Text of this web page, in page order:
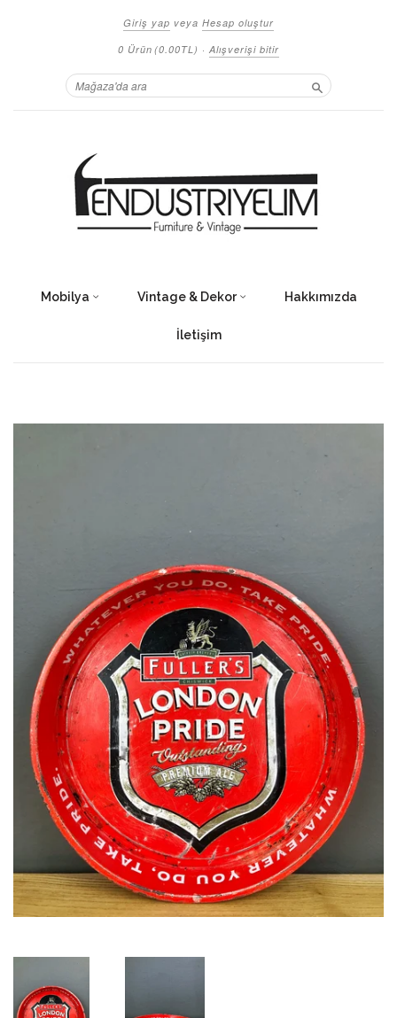
Giriş yap veya Hesap oluştur
0 Ürün (0.00TL) · Alışverişi bitir
Ara
Mobilya Vintage & Dekor Hakkımızda
İletişim